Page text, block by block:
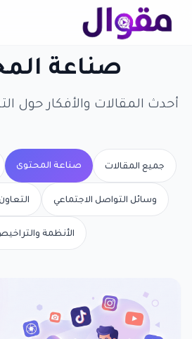
صناعة
أحدث المقالات والأفكار حول
جميع المقالات صناعة المحتوى
وسائل التواصل الاجتماعي
الأنظمة